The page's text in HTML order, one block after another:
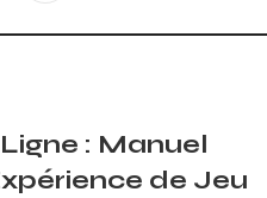
: Manuel
de Jeu